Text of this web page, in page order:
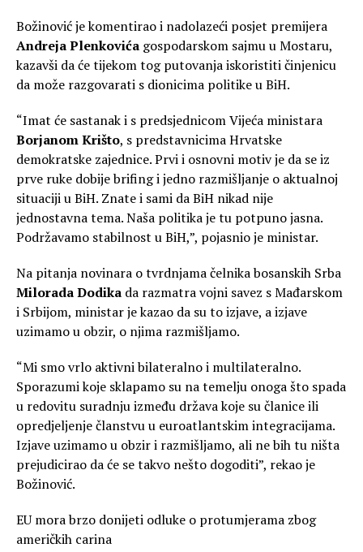
Božinović je komentirao i nadolazeći posjet premijera
Andreja Plenkovića gospodarskom sajmu u Mostaru,
kazavši da će tijekom tog putovanja iskoristiti činjenicu
da može razgovarati s dionicima politike u BiH.
“Imat će sastanak i s predsjednicom Vijeća ministara
Borjanom Krišto, s predstavnicima Hrvatske
demokratske zajednice. Prvi i osnovni motiv je da se iz
prve ruke dobije brifing i jedno razmišljanje o aktualnoj
situaciji u BiH. Znate i sami da BiH nikad nije
jednostavna tema. Naša politika je tu potpuno jasna.
Podržavamo stabilnost u BiH,”, pojasnio je ministar.
Na pitanja novinara o tvrdnjama čelnika bosanskih Srba
Milorada Dodika da razmatra vojni savez s Mađarskom
i Srbijom, ministar je kazao da su to izjave, a izjave
uzimamo u obzir, o njima razmišljamo.
“Mi smo vrlo aktivni bilateralno i multilateralno.
Sporazumi koje sklapamo su na temelju onoga što spada
u redovitu suradnju između država koje su članice ili
opredjeljenje članstvu u euroatlantskim integracijama.
Izjave uzimamo u obzir i razmišljamo, ali ne bih tu ništa
prejudicirao da će se takvo nešto dogoditi”, rekao je
Božinović.
EU mora brzo donijeti odluke o protumjerama zbog
američkih carina